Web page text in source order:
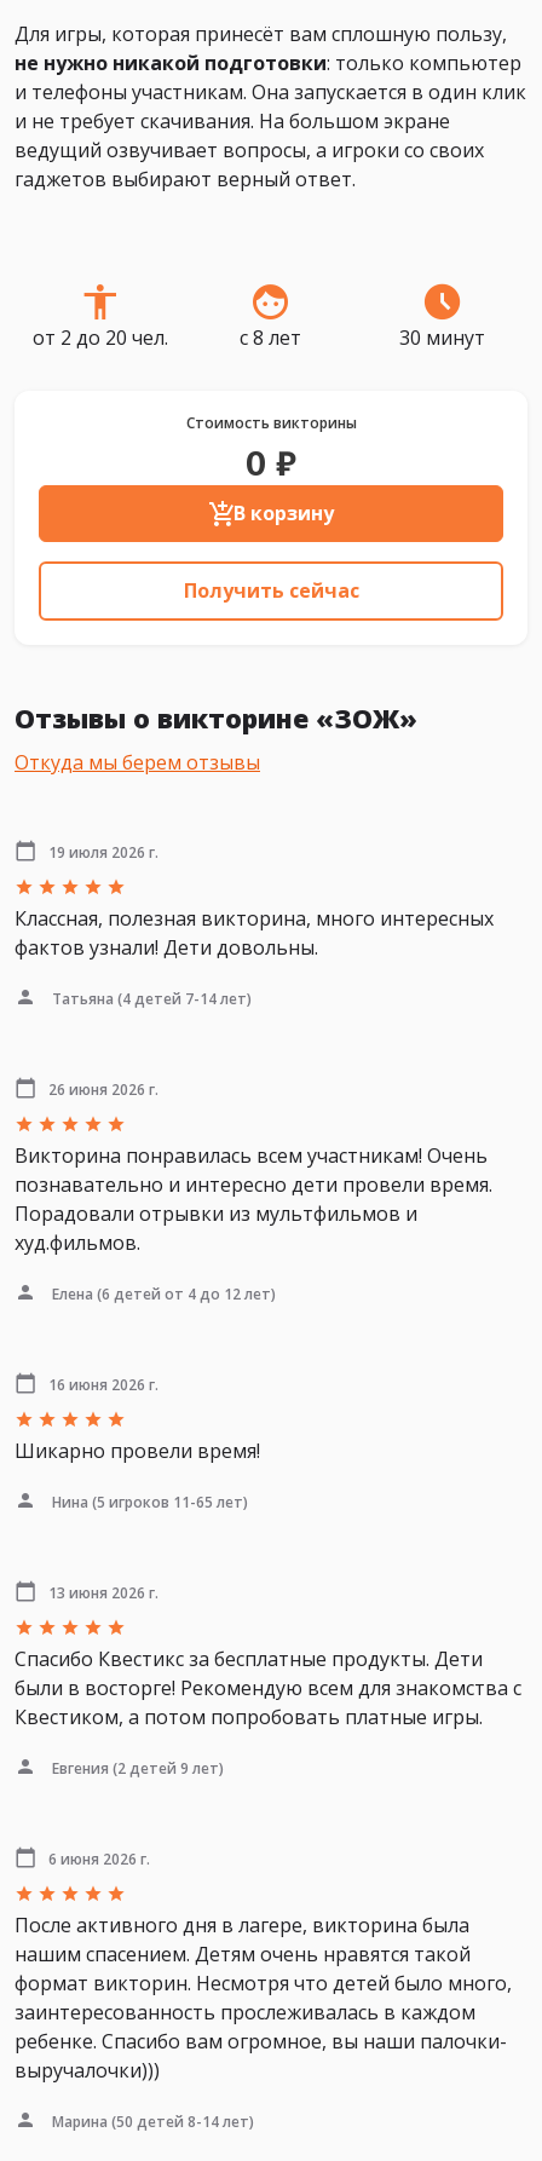
Для игры, которая принесёт вам сплошную пользу,
не нужно никакой подготовки: только компьютер
и телефоны участникам. Она запускается в один клик
и не требует скачивания. На большом экране
ведущий озвучивает вопросы, а игроки со своих
гаджетов выбирают верный ответ.
от 2 до 20 чел. с 8 лет 30 минут
Стоимость викторины
0 ₽
В корзину
Получить сейчас
Отзывы о викторине «ЗОЖ»
Откуда мы берем отзывы
19 июля 2026 г.
Классная, полезная викторина, много интересных
фактов узнали! Дети довольны.
Татьяна (4 детей 7-14 лет)
26 июня 2026 г.
Викторина понравилась всем участникам! Очень
познавательно и интересно дети провели время.
Порадовали отрывки из мультфильмов и
худ.фильмов.
Елена (6 детей от 4 до 12 лет)
16 июня 2026 г.
Шикарно провели время!
Нина (5 игроков 11-65 лет)
13 июня 2026 г.
Спасибо Квестикс за бесплатные продукты. Дети
были в восторге! Рекомендую всем для знакомства с
Квестиком, а потом попробовать платные игры.
Евгения (2 детей 9 лет)
6 июня 2026 г.
После активного дня в лагере, викторина была
нашим спасением. Детям очень нравятся такой
формат викторин. Несмотря что детей было много,
заинтересованность прослеживалась в каждом
ребенке. Спасибо вам огромное, вы наши палочки-
выручалочки)))
Марина (50 детей 8-14 лет)